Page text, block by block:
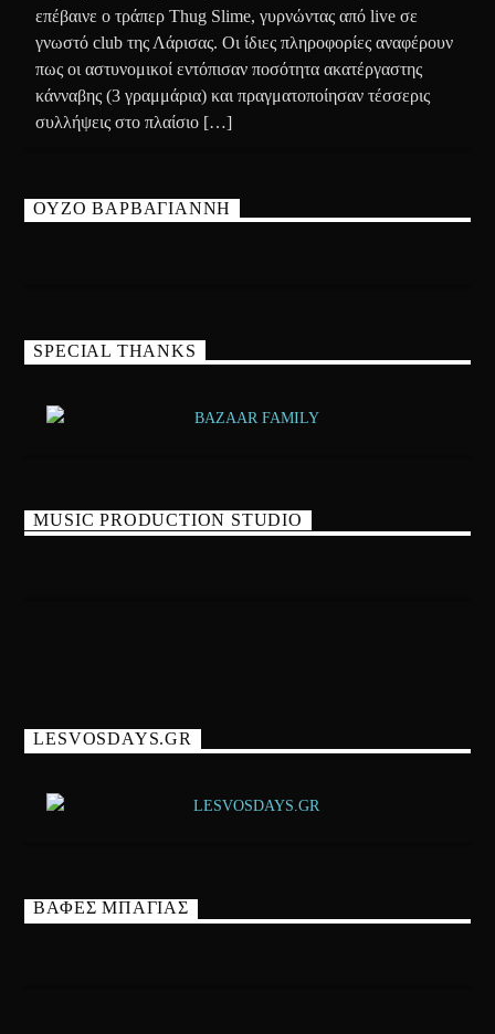
επέβαινε ο τράπερ Thug Slime, γυρνώντας από live σε
γνωστό club της Λάρισας. Οι ίδιες πληροφορίες αναφέρουν
πως οι αστυνομικοί εντόπισαν ποσότητα ακατέργαστης
κάνναβης (3 γραμμάρια) και πραγματοποίησαν τέσσερις
συλλήψεις στο πλαίσιο […]
ΟΥΖΟ ΒΑΡΒΑΓΙΑΝΝΗ
SPECIAL THANKS
MUSIC PRODUCTION STUDIO
LESVOSDAYS.GR
ΒΑΦΕΣ ΜΠΑΓΙΑΣ